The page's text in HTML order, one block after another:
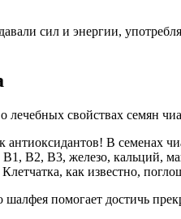
сил и энергии,
лечебных свойствах семян
антиоксидантов! В семенах
В1, В2, В3, железо, кальций,
как известно,
помогает достичь